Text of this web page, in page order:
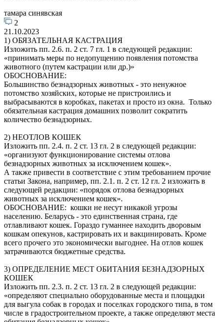
тамара синявская
2
21.10.2023
1) ОБЯЗАТЕЛЬНАЯ КАСТРАЦИЯ
Изложить пп. 2.6. п. 2 ст. 7 гл. 1 в следующей редакции:
«принимать меры по недопущению появления потомства
животного (путем кастрации или др.)»
ОБОСНОВАНИЕ:
Большинство безнадзорных животных - это ненужное
потомство хозяйских, которые не пристроились и
выбрасываются в коробках, пакетах и просто из окна. Только
обязательная кастрация домашних позволит сократить
количество безнадзорных.
2) НЕОТЛОВ КОШЕК
Изложить пп. 2.4. п. 2 ст. 13 гл. 2 в следующей редакции:
«организуют функционирование системы отлова
безнадзорных животных за исключением кошек».
А также привести в соответствие с этим требованием прочие
статьи Закона, например, пп. 2.1. п. 2 ст. 12 гл. 2 изложить в
следующей редакции: «порядок отлова безнадзорных
животных за исключением кошек».
ОБОСНОВАНИЕ: кошки не несут никакой угрозы
населению. Беларусь - это единственная страна, где
отлавливают кошек. Гораздо гуманнее находить дворовым
кошкам опекунов, кастрировать их и вакцинировать. Кроме
всего прочего это экономически выгоднее. На отлов кошек
затрачиваются бюджетные средства.
3) ОПРЕДЕЛЕНИЕ МЕСТ ОБИТАНИЯ БЕЗНАДЗОРНЫХ
КОШЕК
Изложить пп. 2.3. п. 2 ст. 13 гл. 2 в следующей редакции:
«определяют специально оборудованные места и площадки
для выгула собак в городах и поселках городского типа, в том
числе в градостроительном проекте, а также определяют места